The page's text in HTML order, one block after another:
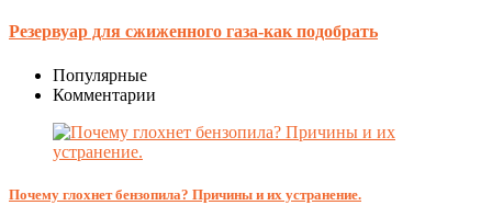
Резервуар для сжиженного газа-как подобрать
Популярные
Комментарии
Почему глохнет бензопила? Причины и их устранение.